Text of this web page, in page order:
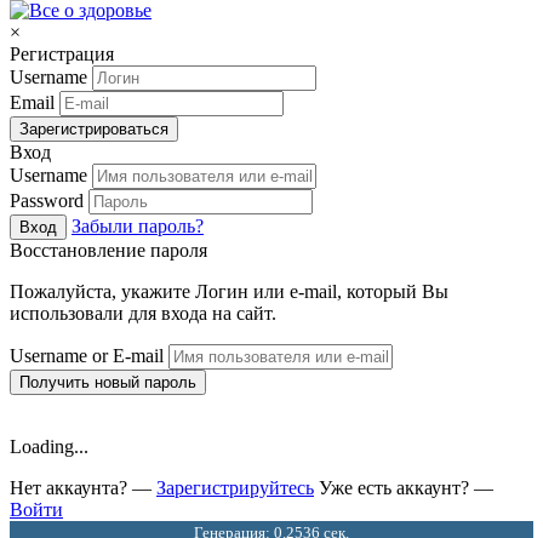
×
Регистрация
Username
Email
Зарегистрироваться
Вход
Username
Password
Вход
Забыли пароль?
Восстановление пароля
Пожалуйста, укажите Логин или e-mail, который Вы
использовали для входа на сайт.
Username or E-mail
Получить новый пароль
Loading...
Нет аккаунта? — Зарегистрируйтесь Уже есть аккаунт? —
Войти
Генерация: 0.2536 сек.